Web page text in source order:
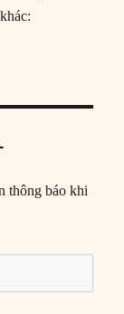
thông báo khi